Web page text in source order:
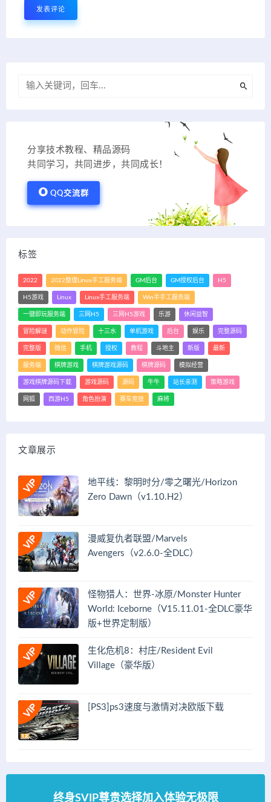
分享技术教程、精品源码
共同学习，共同进步，共同成长！
QQ交流群
标签
2022 2022整理Linux手工服务端 GM后台 GM授权后台 H5
H5游戏 Linux Linux手工服务端 Win半手工服务端
一键即玩服务端 三网H5 三网H5游戏 乐游 休闲益智
冒险解谜 动作冒险 十三水 单机游戏 后台 娱乐 完整源码
完整版 微信 手机 授权 教程 斗地主 新版 最新
服务端 棋牌游戏 棋牌游戏源码 棋牌源码 模拟经营
游戏棋牌源码下载 游戏源码 源码 牛牛 站长亲测 策略游戏
网狐 西游H5 角色扮演 赛车竞技 麻将
文章展示
地平线：黎明时分/零之曙光/Horizon
Zero Dawn（v1.10.H2）
漫威复仇者联盟/Marvels
Avengers（v2.6.0-全DLC）
怪物猎人：世界-冰原/Monster Hunter
World: Iceborne（V15.11.01-全DLC豪华
版+世界定制版）
生化危机8：村庄/Resident Evil
Village（豪华版）
[PS3]ps3速度与激情对决欧版下载
终身SVIP尊贵选择加入体验无极限